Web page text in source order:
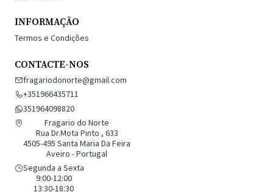
INFORMAÇÃO
Termos e Condições
CONTACTE-NOS
fragariodonorte@gmail.com
+351966435711
351964098820
Fragario do Norte
Rua Dr.Mota Pinto , 633
4505-495 Santa Maria Da Feira
Aveiro - Portugal
Segunda a Sexta
9:00-12:00
13:30-18:30